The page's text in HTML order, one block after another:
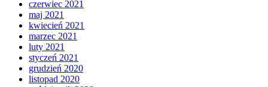
czerwiec 2021
maj 2021
kwiecień 2021
marzec 2021
luty 2021
styczeń 2021
grudzień 2020
listopad 2020